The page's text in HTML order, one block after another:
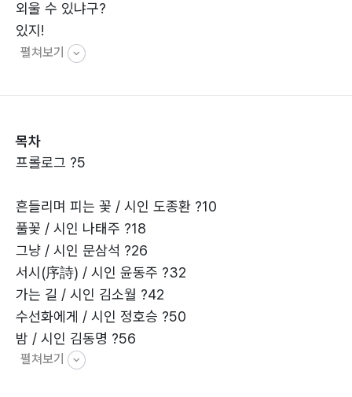
외울 수 있냐구?
있지!
펼쳐보기
목차
프롤로그 ?5
흔들리며 피는 꽃 / 시인 도종환 ?10
풀꽃 / 시인 나태주 ?18
그냥 / 시인 문삼석 ?26
서시(序詩) / 시인 윤동주 ?32
가는 길 / 시인 김소월 ?42
수선화에게 / 시인 정호승 ?50
밤 / 시인 김동명 ?56
나그네 / 시인 박목월 ?65
펼쳐보기